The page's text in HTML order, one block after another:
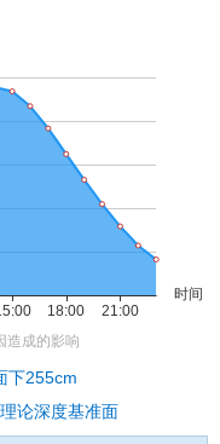
下255cm
论深度基准面